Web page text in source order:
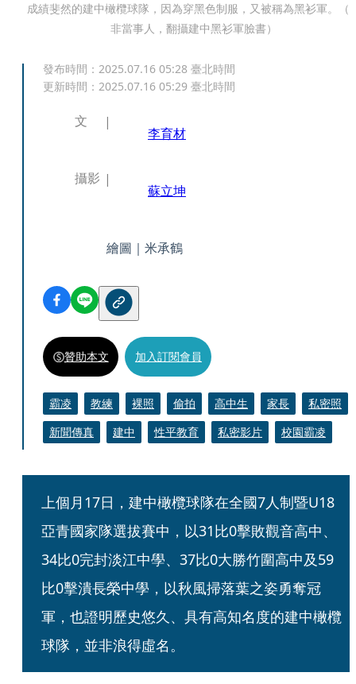
成績斐然的建中橄欖球隊，因為穿黑色制服，又被稱為黑衫軍。（
非當事人，翻攝建中黑衫軍臉書）
發布時間： 2025.07.16 05:28 臺北時間
更新時間： 2025.07.16 05:29 臺北時間
文
李育材
攝影
蘇立坤
繪圖｜米承鶴
贊助本文 加入訂閱會員
霸凌 教練 裸照 偷拍 高中生 家長
私密照
新聞傳真
建中 性平教育 私密影片 校園霸凌
上個月17日，建中橄欖球隊在全國7人制暨U18
亞青國家隊選拔賽中，以31比0擊敗觀音高中、
34比0完封淡江中學、37比0大勝竹圍高中及59
比0擊潰長榮中學，以秋風掃落葉之姿勇奪冠
軍，也證明歷史悠久、具有高知名度的建中橄欖
球隊，並非浪得虛名。